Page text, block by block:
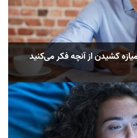
کشیدن از آنچه فکر می‌کنید